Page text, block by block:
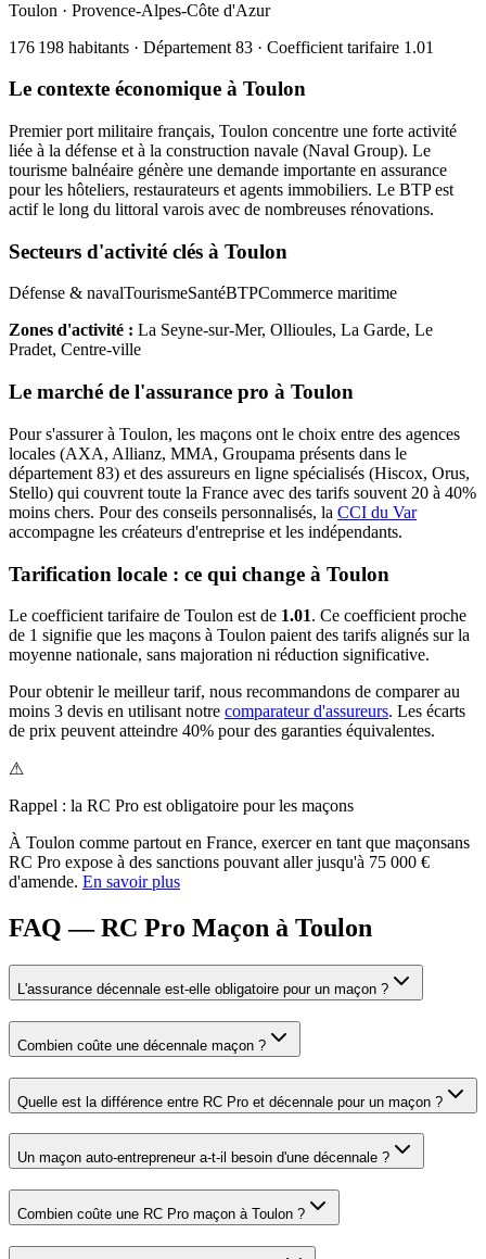
Toulon · Provence-Alpes-Côte d'Azur
176 198 habitants · Département 83 · Coefficient tarifaire 1.01
Le contexte économique à Toulon
Premier port militaire français, Toulon concentre une forte activité
liée à la défense et à la construction navale (Naval Group). Le
tourisme balnéaire génère une demande importante en assurance
pour les hôteliers, restaurateurs et agents immobiliers. Le BTP est
actif le long du littoral varois avec de nombreuses rénovations.
Secteurs d'activité clés à Toulon
Défense & navalTourismeSantéBTPCommerce maritime
Zones d'activité : La Seyne-sur-Mer, Ollioules, La Garde, Le
Pradet, Centre-ville
Le marché de l'assurance pro à Toulon
Pour s'assurer à Toulon, les maçons ont le choix entre des agences
locales (AXA, Allianz, MMA, Groupama présents dans le
département 83) et des assureurs en ligne spécialisés (Hiscox, Orus,
Stello) qui couvrent toute la France avec des tarifs souvent 20 à 40%
moins chers. Pour des conseils personnalisés, la CCI du Var
accompagne les créateurs d'entreprise et les indépendants.
Tarification locale : ce qui change à Toulon
Le coefficient tarifaire de Toulon est de 1.01. Ce coefficient proche
de 1 signifie que les maçons à Toulon paient des tarifs alignés sur la
moyenne nationale, sans majoration ni réduction significative.
Pour obtenir le meilleur tarif, nous recommandons de comparer au
moins 3 devis en utilisant notre comparateur d'assureurs. Les écarts
de prix peuvent atteindre 40% pour des garanties équivalentes.
⚠
Rappel : la RC Pro est obligatoire pour les maçons
À Toulon comme partout en France, exercer en tant que maçonsans
RC Pro expose à des sanctions pouvant aller jusqu'à 75 000 €
d'amende. En savoir plus
FAQ — RC Pro Maçon à Toulon
L'assurance décennale est-elle obligatoire pour un maçon ?
Combien coûte une décennale maçon ?
Quelle est la différence entre RC Pro et décennale pour un maçon ?
Un maçon auto-entrepreneur a-t-il besoin d'une décennale ?
Combien coûte une RC Pro maçon à Toulon ?